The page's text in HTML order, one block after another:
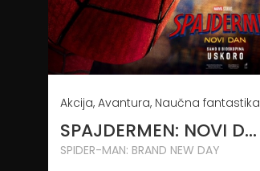
Akcija, Avantura, Naučna fantastika
SPAJDERMEN: NOVI DAN
SPIDER-MAN: BRAND NEW DAY